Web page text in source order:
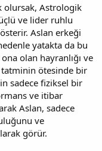
olursak, Astrologik
ve lider ruhlu
Aslan erkeği
yatakta da bu
olan hayranlığı ve
ötesinde bir
sadece fiziksel bir
ve itibar
Aslan, sadece
ve
görür.